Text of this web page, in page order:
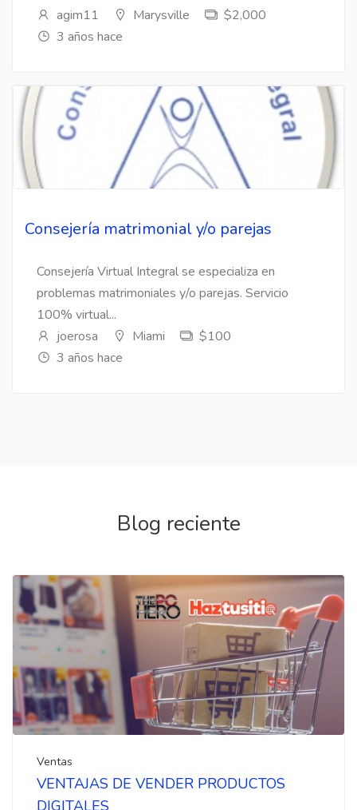
agim11
Marysville
$2,000
3 años hace
Consejería matrimonial y/o parejas
Consejería Virtual Integral se especializa en
problemas matrimoniales y/o parejas. Servicio
100% virtual...
joerosa
Miami
$100
3 años hace
Blog reciente
Ventas
VENTAJAS DE VENDER PRODUCTOS
DIGITALES